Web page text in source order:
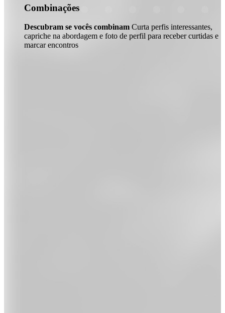
Combinações
Descubram se vocês combinam Curta perfis interessantes,
capriche na abordagem e foto de perfil para receber curtidas e
marcar encontros